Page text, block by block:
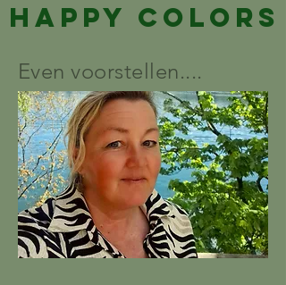
Happy Colors
Even voorstellen....